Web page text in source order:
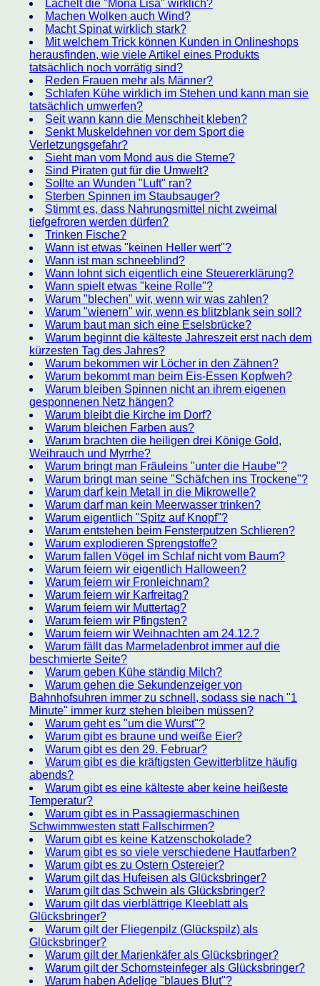
Lächelt die "Mona Lisa" wirklich?
Machen Wolken auch Wind?
Macht Spinat wirklich stark?
Mit welchem Trick können Kunden in Onlineshops
herausfinden, wie viele Artikel eines Produkts
tatsächlich noch vorrätig sind?
Reden Frauen mehr als Männer?
Schlafen Kühe wirklich im Stehen und kann man sie
tatsächlich umwerfen?
Seit wann kann die Menschheit kleben?
Senkt Muskeldehnen vor dem Sport die
Verletzungsgefahr?
Sieht man vom Mond aus die Sterne?
Sind Piraten gut für die Umwelt?
Sollte an Wunden "Luft" ran?
Sterben Spinnen im Staubsauger?
Stimmt es, dass Nahrungsmittel nicht zweimal
tiefgefroren werden dürfen?
Trinken Fische?
Wann ist etwas "keinen Heller wert"?
Wann ist man schneeblind?
Wann lohnt sich eigentlich eine Steuererklärung?
Wann spielt etwas "keine Rolle"?
Warum "blechen" wir, wenn wir was zahlen?
Warum "wienern" wir, wenn es blitzblank sein soll?
Warum baut man sich eine Eselsbrücke?
Warum beginnt die kälteste Jahreszeit erst nach dem
kürzesten Tag des Jahres?
Warum bekommen wir Löcher in den Zähnen?
Warum bekommt man beim Eis-Essen Kopfweh?
Warum bleiben Spinnen nicht an ihrem eigenen
gesponnenen Netz hängen?
Warum bleibt die Kirche im Dorf?
Warum bleichen Farben aus?
Warum brachten die heiligen drei Könige Gold,
Weihrauch und Myrrhe?
Warum bringt man Fräuleins "unter die Haube"?
Warum bringt man seine "Schäfchen ins Trockene"?
Warum darf kein Metall in die Mikrowelle?
Warum darf man kein Meerwasser trinken?
Warum eigentlich "Spitz auf Knopf"?
Warum entstehen beim Fensterputzen Schlieren?
Warum explodieren Sprengstoffe?
Warum fallen Vögel im Schlaf nicht vom Baum?
Warum feiern wir eigentlich Halloween?
Warum feiern wir Fronleichnam?
Warum feiern wir Karfreitag?
Warum feiern wir Muttertag?
Warum feiern wir Pfingsten?
Warum feiern wir Weihnachten am 24.12.?
Warum fällt das Marmeladenbrot immer auf die
beschmierte Seite?
Warum geben Kühe ständig Milch?
Warum gehen die Sekundenzeiger von
Bahnhofsuhren immer zu schnell, sodass sie nach "1
Minute" immer kurz stehen bleiben müssen?
Warum geht es "um die Wurst"?
Warum gibt es braune und weiße Eier?
Warum gibt es den 29. Februar?
Warum gibt es die kräftigsten Gewitterblitze häufig
abends?
Warum gibt es eine kälteste aber keine heißeste
Temperatur?
Warum gibt es in Passagiermaschinen
Schwimmwesten statt Fallschirmen?
Warum gibt es keine Katzenschokolade?
Warum gibt es so viele verschiedene Hautfarben?
Warum gibt es zu Ostern Ostereier?
Warum gilt das Hufeisen als Glücksbringer?
Warum gilt das Schwein als Glücksbringer?
Warum gilt das vierblättrige Kleeblatt als
Glücksbringer?
Warum gilt der Fliegenpilz (Glückspilz) als
Glücksbringer?
Warum gilt der Marienkäfer als Glücksbringer?
Warum gilt der Schornsteinfeger als Glücksbringer?
Warum haben Adelige "blaues Blut"?